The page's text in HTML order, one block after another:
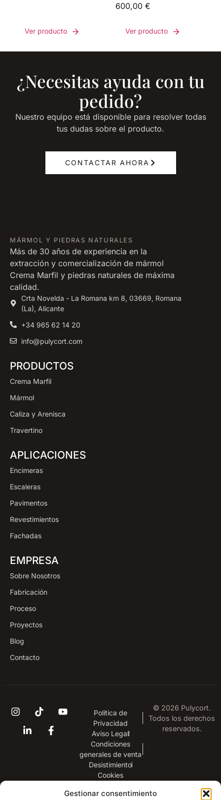
Gestionar consentimiento
Ver producto
600,00 €
Ver producto
¿Necesitas ayuda con tu
pedido?
Nuestro equipo está disponible para resolver todas
tus dudas sobre el producto.
CONTACTAR AHORA
MÁRMOL Y PIEDRAS NATURALES
Más de 30 años de experiencia en la
extracción y comercialización de mármol
Crema Marfil y piedras naturales de máxima
calidad.
Crta Novelda - La Romana km 8, 03669, Romana
(La), Alicante
+34 965 62 14 20
info@pulycort.com
PRODUCTOS
Crema Marfil
Mármol
Caliza y Arenisca
Travertino
APLICACIONES
Encimeras
Escaleras
Pavimentos
Revestimientos
Fachadas
EMPRESA
Sobre Nosotros
Fabricación
Proceso
Proyectos
Blog
Contacto
Política de
Privacidad
Aviso Legal
Condiciones
generales de venta
Desistimiento
Cookies
© 2026 Pulycort.
Todos los derechos
reservados.